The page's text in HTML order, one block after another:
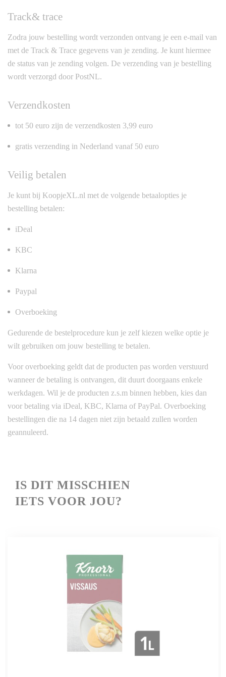
Track& trace
Zodra jouw bestelling wordt verzonden ontvang je een e-mail van
met de Track & Trace gegevens van je zending. Je kunt hiermee
de status van je zending volgen. De verzending van je bestelling
wordt verzorgd door PostNL.
Verzendkosten
tot 50 euro zijn de verzendkosten 3,99 euro
gratis verzending in Nederland vanaf 50 euro
Veilig betalen
Je kunt bij KoopjeXL.nl met de volgende betaalopties je
bestelling betalen:
iDeal
KBC
Klarna
Paypal
Overboeking
Gedurende de bestelprocedure kun je zelf kiezen welke optie je
wilt gebruiken om jouw bestelling te betalen.
Voor overboeking geldt dat de producten pas worden verstuurd
wanneer de betaling is ontvangen, dit duurt doorgaans enkele
werkdagen. Wil je de producten z.s.m binnen hebben, kies dan
voor betaling via iDeal, KBC, Klarna of PayPal. Overboeking
bestellingen die na 14 dagen niet zijn betaald zullen worden
geannuleerd.
IS DIT MISSCHIEN
IETS VOOR JOU?